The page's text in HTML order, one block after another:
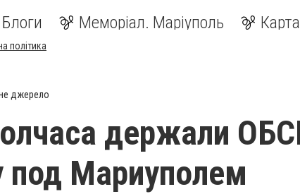
Блоги Меморіал. Маріуполь
політика
джерело
держали
под Мариуполем